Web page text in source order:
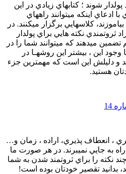
شوند ؛ کتابهاي زيادي در اين
ادعاي اينکه ميتوانند راههاي
کلاسهايي برگزار ميکنند. در
ثروتمندي نکته هايي براي پولدار
ميدهند که ميتوانند شما را در
اين ، بيشتر اين روشهـا در
و دليلش اين است که مهمترين جزء
هستيد.
، انعطاف پذيري، اراده ، زمان و…
به جايي نميبرند. در هر صورت ما
نکته را براي ثروتمند شدن به شما
بدانيد تقصير خودتان بوده است!